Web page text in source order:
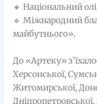
🔸 Національний
🔹 Міжнародний
майбутнього».
До «Артеку»
Херсонської,
Житомирської,
Дніпропетровської,